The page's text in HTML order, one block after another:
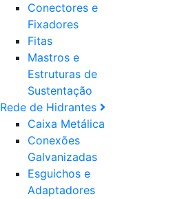
Conectores e
Fixadores
Fitas
Mastros e
Estruturas de
Sustentação
Rede de Hidrantes
Caixa Metálica
Conexões
Galvanizadas
Esguichos e
Adaptadores